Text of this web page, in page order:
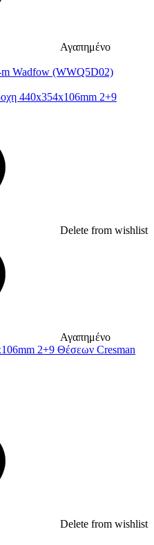
Αγαπημένο
m Wadfow (WWQ5D02)
Delete from wishlist
Αγαπημένο
2+9 Θέσεων Cresman
Delete from wishlist